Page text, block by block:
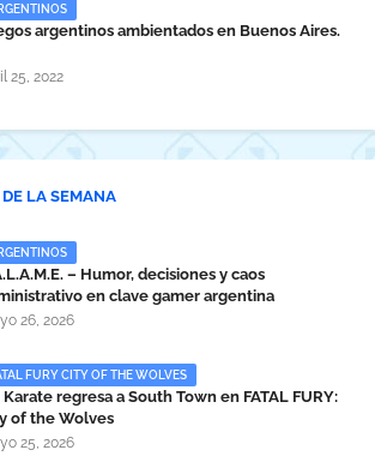
argentinos ambientados en Buenos Aires.
25, 2022
LA SEMANA
– Humor, decisiones y caos
en clave gamer argentina
26, 2026
FURY CITY OF THE WOLVES
Karate regresa a South Town en FATAL FURY:
of the Wolves
25, 2026